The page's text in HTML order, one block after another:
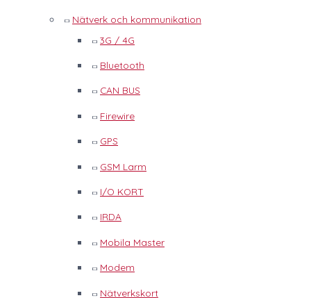
Nätverk och kommunikation
3G / 4G
Bluetooth
CAN BUS
Firewire
GPS
GSM Larm
I/O KORT
IRDA
Mobila Master
Modem
Nätverkskort